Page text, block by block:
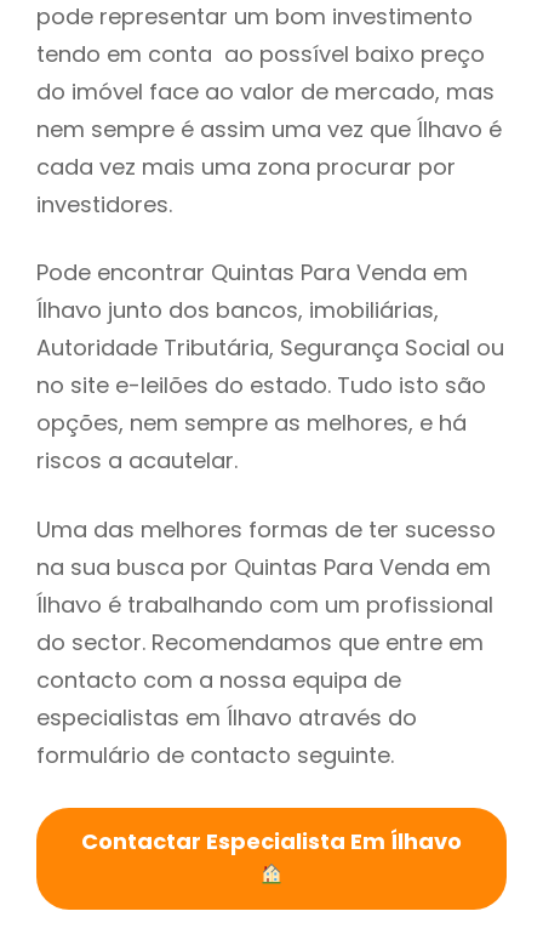
pode representar um bom investimento
tendo em conta ao possível baixo preço
do imóvel face ao valor de mercado, mas
nem sempre é assim uma vez que Ílhavo é
cada vez mais uma zona procurar por
investidores.
Pode encontrar Quintas Para Venda em
Ílhavo junto dos bancos, imobiliárias,
Autoridade Tributária, Segurança Social ou
no site e-leilões do estado. Tudo isto são
opções, nem sempre as melhores, e há
riscos a acautelar.
Uma das melhores formas de ter sucesso
na sua busca por Quintas Para Venda em
Ílhavo é trabalhando com um profissional
do sector. Recomendamos que entre em
contacto com a nossa equipa de
especialistas em Ílhavo através do
formulário de contacto seguinte.
Contactar Especialista Em Ílhavo